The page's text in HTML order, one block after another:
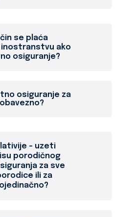
se plaća
inostranstvu ako
osiguranje?
osiguranje za
- uzeti
porodičnog
za sve
ili za